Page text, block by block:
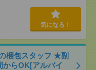
気になる！
梱包スタッフ ★副
らOK[アルバイ